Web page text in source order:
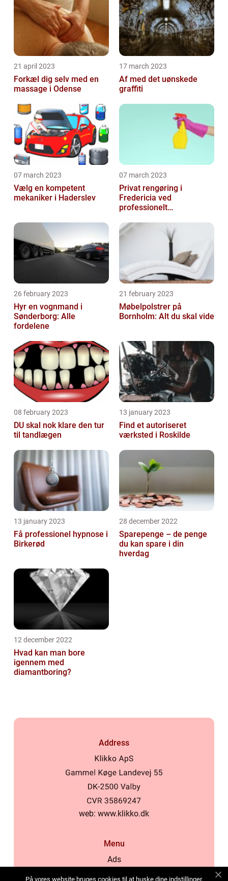
21 april 2023
Forkæl dig selv med en
massage i Odense
17 march 2023
Af med det uønskede
graffiti
07 march 2023
Vælg en kompetent
mekaniker i Haderslev
07 march 2023
Privat rengøring i
Fredericia ved
professionelt
26 february 2023
Hyr en vognmand i
Sønderborg: Alle
fordelene
21 february 2023
Møbelpolstrer på
Bornholm: Alt du skal vide
08 february 2023
DU skal nok klare den tur
til tandlægen
13 january 2023
Find et autoriseret
værksted i Roskilde
13 january 2023
Få professionel hypnose i
Birkerød
28 december 2022
Sparepenge – de penge
du kan spare i din
hverdag
12 december 2022
Hvad kan man bore
igennem med
diamantboring?
Address
web: www.klikko.dk
Menu
Ads
På vores website bruges cookies til at huske dine indstillinger,